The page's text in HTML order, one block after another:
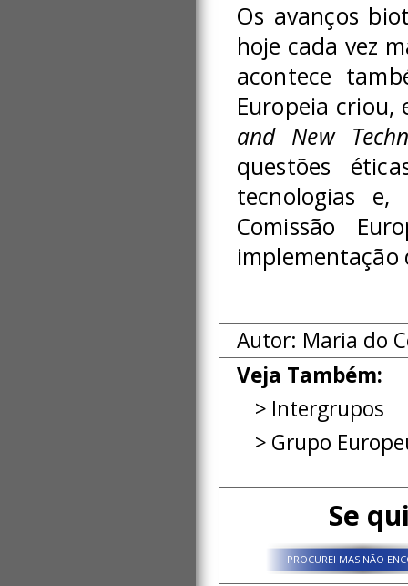
Os avanços
hoje cada vez
acontece
Europeia criou,
and New
questões
tecnologias
Comissão
implementação
Autor: Maria do
Veja Também:
Intergrupos
Grupo
Se
PROCUREI MAS NÃO